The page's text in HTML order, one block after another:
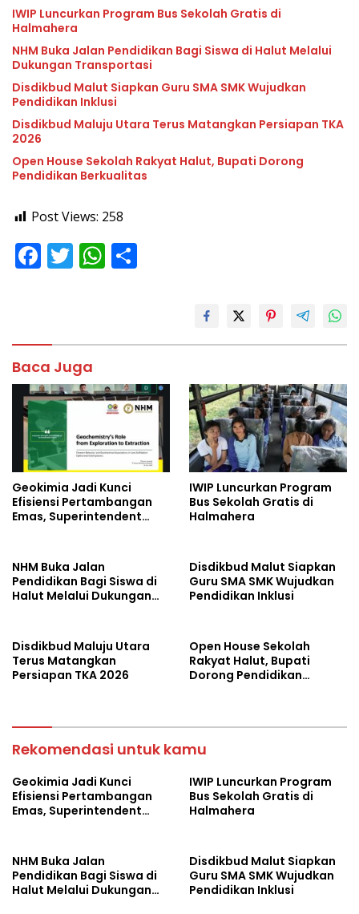
IWIP Luncurkan Program Bus Sekolah Gratis di
Halmahera
NHM Buka Jalan Pendidikan Bagi Siswa di Halut Melalui
Dukungan Transportasi
Disdikbud Malut Siapkan Guru SMA SMK Wujudkan
Pendidikan Inklusi
Disdikbud Maluju Utara Terus Matangkan Persiapan TKA
2026
Open House Sekolah Rakyat Halut, Bupati Dorong
Pendidikan Berkualitas
Post Views: 258
F
o
o
k
T W
p
p
Baca Juga
Geokimia Jadi Kunci
Efisiensi Pertambangan
Emas, Superintendent
IWIP Luncurkan Program
Bus Sekolah Gratis di
Halmahera
NHM Buka Jalan
Pendidikan Bagi Siswa di
Halut Melalui Dukungan
Disdikbud Malut Siapkan
Guru SMA SMK Wujudkan
Pendidikan Inklusi
Disdikbud Maluju Utara
Terus Matangkan
Persiapan TKA 2026
Open House Sekolah
Rakyat Halut, Bupati
Dorong Pendidikan
Rekomendasi untuk kamu
Geokimia Jadi Kunci
Efisiensi Pertambangan
Emas, Superintendent
IWIP Luncurkan Program
Bus Sekolah Gratis di
Halmahera
NHM Buka Jalan
Pendidikan Bagi Siswa di
Halut Melalui Dukungan
Disdikbud Malut Siapkan
Guru SMA SMK Wujudkan
Pendidikan Inklusi